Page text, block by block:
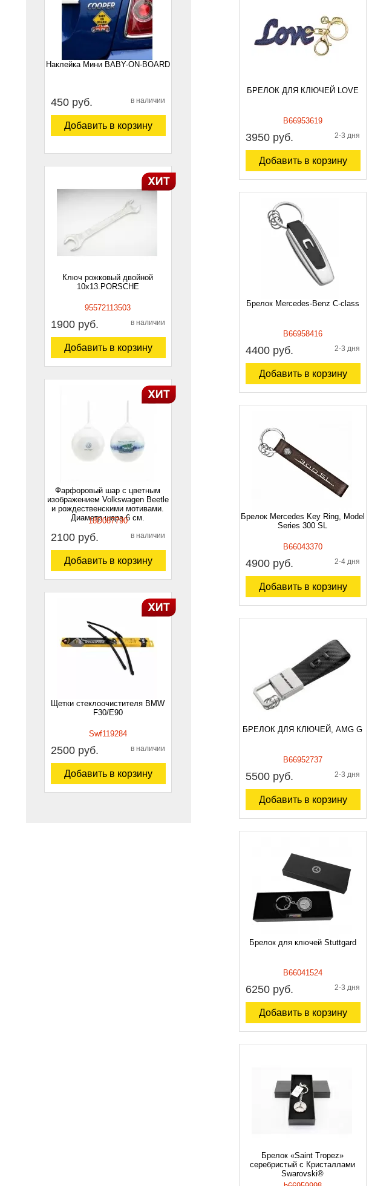
Наклейка Мини BABY-ON-BOARD
450 руб. в наличии
Добавить в корзину
Ключ рожковый двойной
10х13.PORSCHE
95572113503
1900 руб. в наличии
Добавить в корзину
Фарфоровый шар с цветным
изображением Volkswagen Beetle
и рождественскими мотивами.
Диаметр шара 6 см.
18D087790
2100 руб. в наличии
Добавить в корзину
Щетки стеклоочистителя BMW
F30/E90
Swf119284
2500 руб. в наличии
Добавить в корзину
БРЕЛОК ДЛЯ КЛЮЧЕЙ LOVE
B66953619
3950 руб. 2-3 дня
Добавить в корзину
Брелок Mercedes-Benz C-class
B66958416
4400 руб. 2-3 дня
Добавить в корзину
Брелок Mercedes Key Ring, Model
Series 300 SL
B66043370
4900 руб. 2-4 дня
Добавить в корзину
БРЕЛОК ДЛЯ КЛЮЧЕЙ, AMG G
B66952737
5500 руб. 2-3 дня
Добавить в корзину
Брелок для ключей Stuttgard
B66041524
6250 руб. 2-3 дня
Добавить в корзину
Брелок «Saint Tropez»
серебристый с Кристаллами
Swarovski®